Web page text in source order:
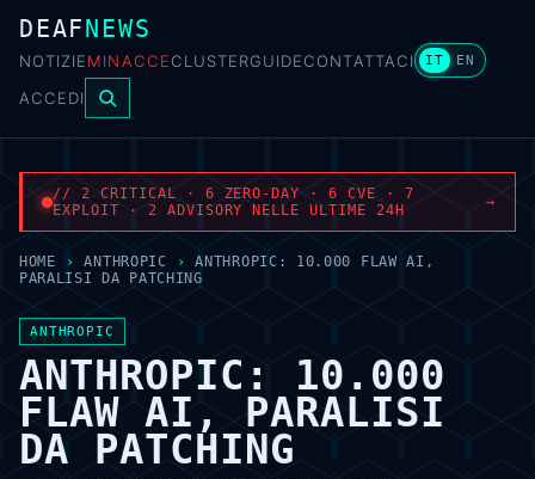
DEAFNEWS
NOTIZIEMINACCECLUSTERGUIDECONTATTACI IT EN
ACCEDI
// 2 CRITICAL · 6 ZERO-DAY · 6 CVE · 7
EXPLOIT · 2 ADVISORY NELLE ULTIME 24H
→
HOME › ANTHROPIC ›
ANTHROPIC: 10.000 FLAW AI,
PARALISI DA PATCHING
ANTHROPIC
ANTHROPIC: 10.000
FLAW AI, PARALISI
DA PATCHING